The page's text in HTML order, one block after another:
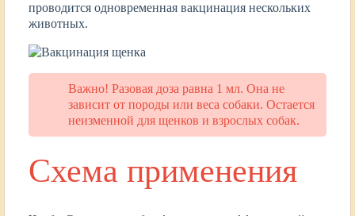
проводится одновременная вакцинация нескольких
животных.
Важно! Разовая доза равна 1 мл. Она не
зависит от породы или веса собаки. Остается
неизменной для щенков и взрослых собак.
Схема применения